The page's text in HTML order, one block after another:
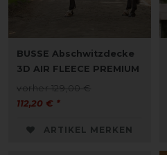
BUSSE Abschwitzdecke
3D AIR FLEECE PREMIUM
vorher 129,00 €
112,20 € *
ARTIKEL MERKEN